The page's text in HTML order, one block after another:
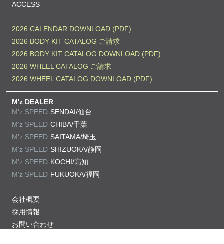
ACCESS
2026 CALENDAR DOWNLOAD (PDF)
2026 BODY KIT CATALOG ご請求
2026 BODY KIT CATALOG DOWNLOAD (PDF)
2026 WHEEL CATALOG ご請求
2026 WHEEL CATALOG DOWNLOAD (PDF)
M'z DEALER
M'z SPEED SENDAI/仙台
M'z SPEED CHIBA/千葉
M'z SPEED SAITAMA/埼玉
M'z SPEED SHIZUOKA/静岡
M'z SPEED KOCHI/高知
M'z SPEED FUKUOKA/福岡
会社概要
採用情報
お問い合わせ